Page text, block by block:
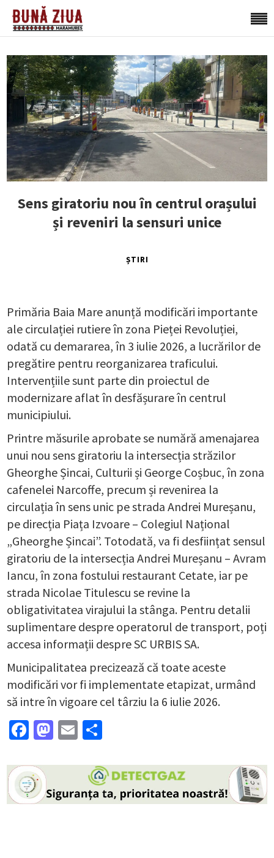
Sens giratoriu nou în centrul orașului
și reveniri la sensuri unice
ȘTIRI
Primăria Baia Mare anunță modificări importante
ale circulației rutiere în zona Pieței Revoluției,
odată cu demararea, în 3 iulie 2026, a lucrărilor de
pregătire pentru reorganizarea traficului.
Intervențiile sunt parte din proiectul de
modernizare aflat în desfășurare în centrul
municipiului.
Printre măsurile aprobate se numără amenajarea
unui nou sens giratoriu la intersecția străzilor
Gheorghe Șincai, Culturii și George Coșbuc, în zona
cafenelei Narcoffe, precum și revenirea la
circulația în sens unic pe strada Andrei Mureșanu,
pe direcția Piața Izvoare – Colegiul Național
„Gheorghe Șincai”. Totodată, va fi desființat sensul
giratoriu de la intersecția Andrei Mureșanu – Avram
Iancu, în zona fostului restaurant Cetate, iar pe
strada Nicolae Titulescu se revine la
obligativitatea virajului la stânga. Pentru detalii
suplimentare despre operatorul de transport, poți
accesa informații despre SC URBIS SA.
Municipalitatea precizează că toate aceste
modificări vor fi implementate etapizat, urmând
să intre în vigoare cel târziu la 6 iulie 2026.
Facebook
Mastodon
Email